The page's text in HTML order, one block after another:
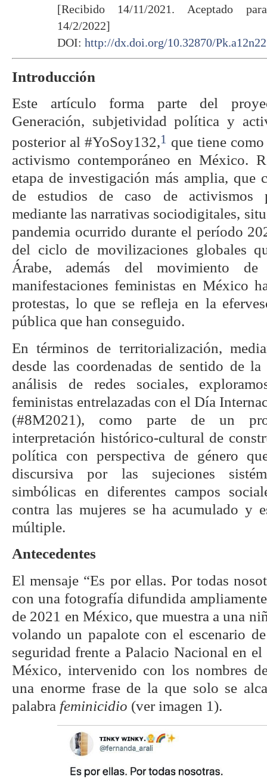
[Recibido 14/11/2021. Aceptado
14/2/2022]
DOI: http://dx.doi.org/10.32870/
Introducción
Este artículo forma parte del
Generación, subjetividad política y
posterior al #YoSoy132,1 que tiene
activismo contemporáneo en México.
etapa de investigación más amplia, que
de estudios de caso de activismos
mediante las narrativas sociodigitales,
pandemia ocurrido durante el período
del ciclo de movilizaciones globales
Árabe, además del movimiento
manifestaciones feministas en México
protestas, lo que se refleja en la
pública que han conseguido.
En términos de territorialización,
desde las coordenadas de sentido de
análisis de redes sociales,
feministas entrelazadas con el Día
(#8M2021), como parte de un
interpretación histórico-cultural de
política con perspectiva de género
discursiva por las sujeciones
simbólicas en diferentes campos
contra las mujeres se ha acumulado y
múltiple.
Antecedentes
El mensaje “Es por ellas. Por todas
con una fotografía difundida
de 2021 en México, que muestra a una
volando un papalote con el escenario
seguridad frente a Palacio Nacional en
México, intervenido con los nombres
una enorme frase de la que solo se
palabra feminicidio (ver imagen 1).